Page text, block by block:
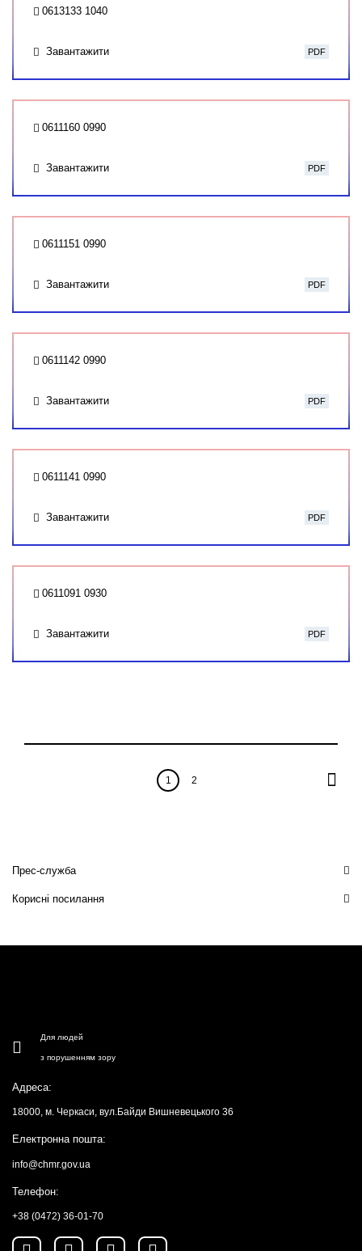
0613133 1040
Завантажити PDF
0611160 0990
Завантажити PDF
0611151 0990
Завантажити PDF
0611142 0990
Завантажити PDF
0611141 0990
Завантажити PDF
0611091 0930
Завантажити PDF
1 2
Прес-служба
Корисні посилання
Для людей
з порушенням зору
Адреса:
18000, м. Черкаси, вул.Байди Вишневецького 36
Електронна пошта:
info@chmr.gov.ua
Телефон:
+38 (0472) 36-01-70